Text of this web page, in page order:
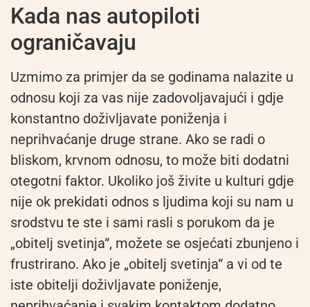
Kada nas autopiloti
ograničavaju
Uzmimo za primjer da se godinama nalazite u
odnosu koji za vas nije zadovoljavajući i gdje
konstantno doživljavate poniženja i
neprihvaćanje druge strane. Ako se radi o
bliskom, krvnom odnosu, to može biti dodatni
otegotni faktor. Ukoliko još živite u kulturi gdje
nije ok prekidati odnos s ljudima koji su nam u
srodstvu te ste i sami rasli s porukom da je
„obitelj svetinja“, možete se osjećati zbunjeno i
frustrirano. Ako je „obitelj svetinja“ a vi od te
iste obitelji doživljavate poniženje,